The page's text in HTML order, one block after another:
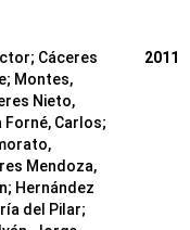
; Cáceres
; Montes,
Nieto,
Forné, Carlos;
Mendoza,
; Hernández
del Pilar;
2011